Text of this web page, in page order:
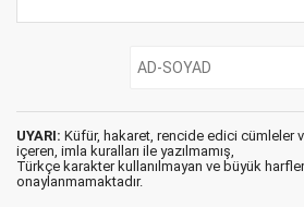
UYARI: Küfür, hakaret, rencide edici cümleler
içeren, imla kuralları ile yazılmamış,
Türkçe karakter kullanılmayan ve büyük
onaylanmamaktadır.